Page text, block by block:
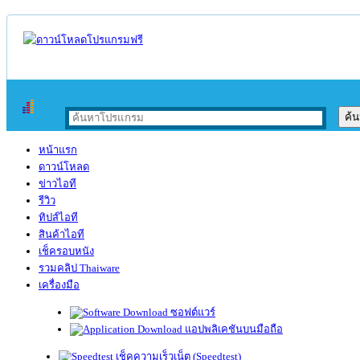
หน้าแรก
ดาวน์โหลด
ข่าวไอที
รีวิว
ทิปส์ไอที
สินค้าไอที
เช็ครอบหนัง
รวมคลิป Thaiware
เครื่องมือ
ซอฟต์แวร์
แอปพลิเคชันบนมือถือ
เช็คความเร็วเน็ต (Speedtest)